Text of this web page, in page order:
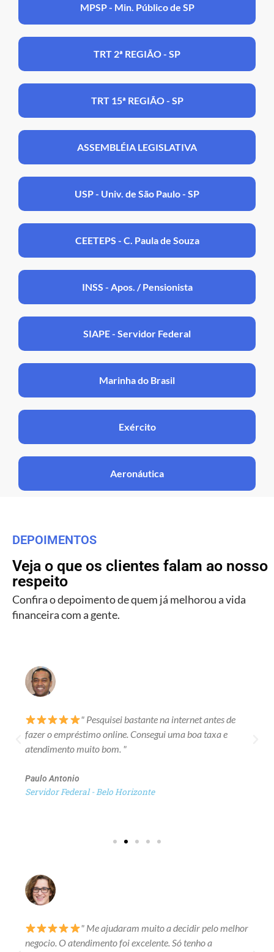
MPSP - Min. Público de SP
TRT 2ª REGIÃO - SP
TRT 15ª REGIÃO - SP
ASSEMBLÉIA LEGISLATIVA
USP - Univ. de São Paulo - SP
CEETEPS - C. Paula de Souza
INSS - Apos. / Pensionista
SIAPE - Servidor Federal
Marinha do Brasil
Exército
Aeronáutica
DEPOIMENTOS
Veja o que os clientes falam ao nosso
respeito
Confira o depoimento de quem já melhorou a vida
financeira com a gente.
" Pesquisei bastante na internet antes de
fazer o empréstimo online. Consegui uma boa taxa e
atendimento muito bom. "
Paulo Antonio
Servidor Federal - Belo Horizonte
" Me ajudaram muito a decidir pelo melhor
negocio. O atendimento foi excelente. Só tenho a